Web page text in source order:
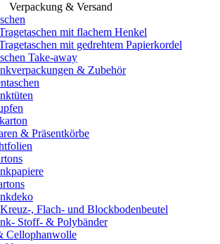
Verpackung & Versand
mit flachem Henkel
mit gedrehtem Papierkordel
Take-away
& Zubehör
& Präsentkörbe
, Flach- und Blockbodenbeutel
Stoff- & Polybänder
Cellophanwolle